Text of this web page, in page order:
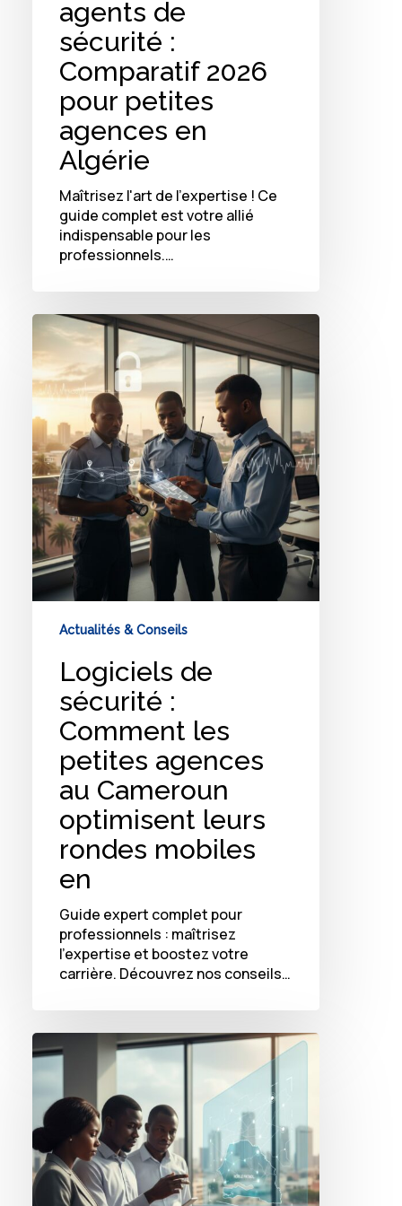
agents de
sécurité :
Comparatif 2026
pour petites
agences en
Algérie
Maîtrisez l'art de l'expertise ! Ce
guide complet est votre allié
indispensable pour les
professionnels.…
Logiciels
sécurité
:
Comment
les
petites
agences
au
Cameroun
optimisent
leurs
rondes
mobiles
en
Actualités & Conseils
Logiciels de
sécurité :
Comment les
petites agences
au Cameroun
optimisent leurs
rondes mobiles
en
Guide expert complet pour
professionnels : maîtrisez
l'expertise et boostez votre
carrière. Découvrez nos conseils…
Optimisation
des
mobiles
au
Sénégal
:
une
étude